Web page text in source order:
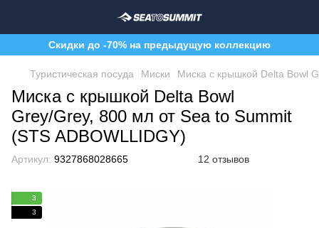
Скидки до -70% на предыдущую коллекцию
Туристическая посуда Миски Миска с крышкой Delta Bowl
Миска с крышкой Delta Bowl
Grey/Grey, 800 мл от Sea to Summit
(STS ADBOWLLIDGY)
Артикул: 9327868028665 12 отзывов
3
3